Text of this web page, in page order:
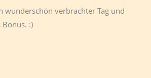
wunderschön verbrachter Tag und
Bonus. :)